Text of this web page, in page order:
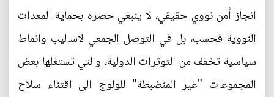
انجاز أمن نووي حقيقي، لا ينبغي حصره بحماية المعدات
النووية فحسب، بل في التوصل الجمعي لاساليب وانماط
سياسية تخفف من التوترات الدولية، والتي تستغلها بعض
المجموعات "غير المنضبطة" للولوج الى اقتناء سلاح